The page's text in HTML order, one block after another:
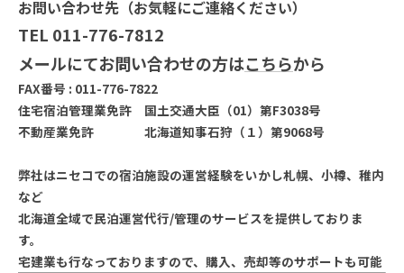
お問い合わせ先（お気軽にご連絡ください）
TEL 011-776-7812
メールにてお問い合わせの方はこちらから
FAX番号 : 011-776-7822
住宅宿泊管理業免許 国土交通大臣（01）第F3038号
不動産業免許 北海道知事石狩（１）第9068号
弊社はニセコでの宿泊施設の運営経験をいかし札幌、小樽、稚内
など
北海道全域で民泊運営代行/管理のサービスを提供しておりま
す。
宅建業も行なっておりますので、購入、売却等のサポートも可能